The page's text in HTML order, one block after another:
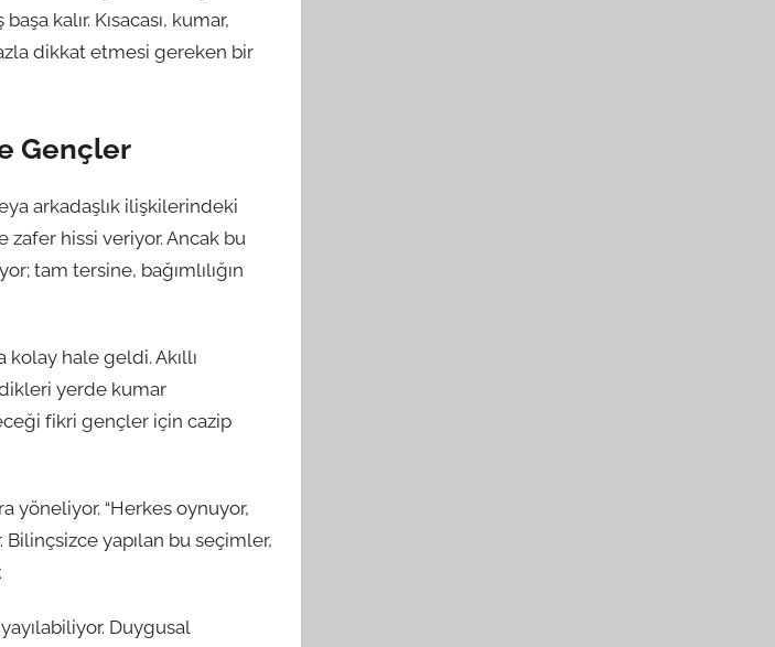
kalır. Kısacası, kumar,
dikkat etmesi gereken bir
Gençler
arkadaşlık ilişkilerindeki
zafer hissi veriyor. Ancak bu
tam tersine, bağımlılığın
hale geldi. Akıllı
yerde kumar
fikri gençler için cazip
yöneliyor. “Herkes oynuyor,
Bilinçsizce yapılan bu seçimler,
Duygusal